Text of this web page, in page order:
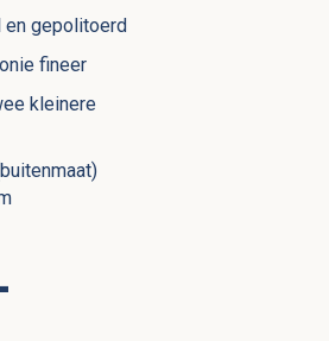
en gepolitoerd
fineer
kleinere